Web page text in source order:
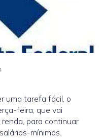
uma tarefa fácil, o
feira, que vai
para continuar
mínimos.